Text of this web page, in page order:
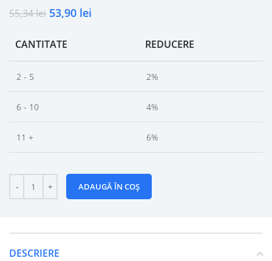
55,34lei 53,90 lei
CANTITATE REDUCERE
2 - 5 2%
6 - 10 4%
11 + 6%
ADAUGĂ ÎN COȘ
DESCRIERE